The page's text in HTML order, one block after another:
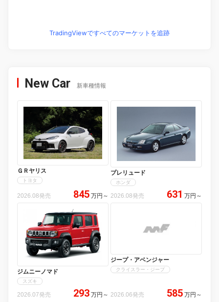
TradingViewですべてのマーケットを追跡
New Car 新車種情報
ＧＲヤリス
トヨタ
2026.08発売 845 万円 ～
プレリュード
ホンダ
2026.08発売 631 万円 ～
ジムニーノマド
スズキ
2026.07発売 293 万円 ～
ジープ・アベンジャー
クライスラー・ジープ
2026.06発売 585 万円 ～